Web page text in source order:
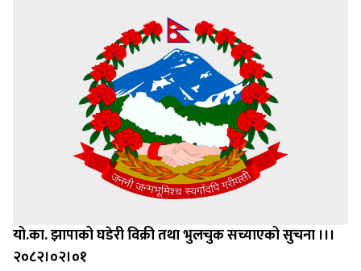
यो.का. झापाको घडेरी विक्री तथा भुलचुक सच्याएको सुचना ।।।
२०८२।०२।०१